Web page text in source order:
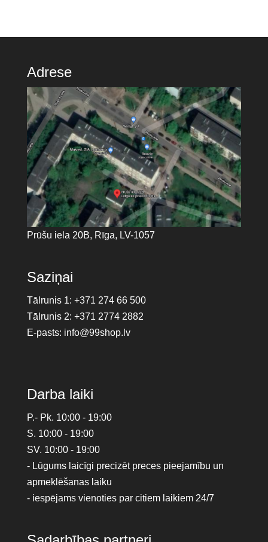
Adrese
Prūšu iela 20B, Rīga, LV-1057
Saziņai
Tālrunis 1: +371 274 66 500
Tālrunis 2: +371 2774 2882
E-pasts: info@99shop.lv
Darba laiki
P.- Pk. 10:00 - 19:00
S. 10:00 - 19:00
SV. 10:00 - 19:00
- Lūgums laicīgi precizēt preces pieejamību un
apmeklēšanas laiku
- iespējams vienoties par citiem laikiem 24/7